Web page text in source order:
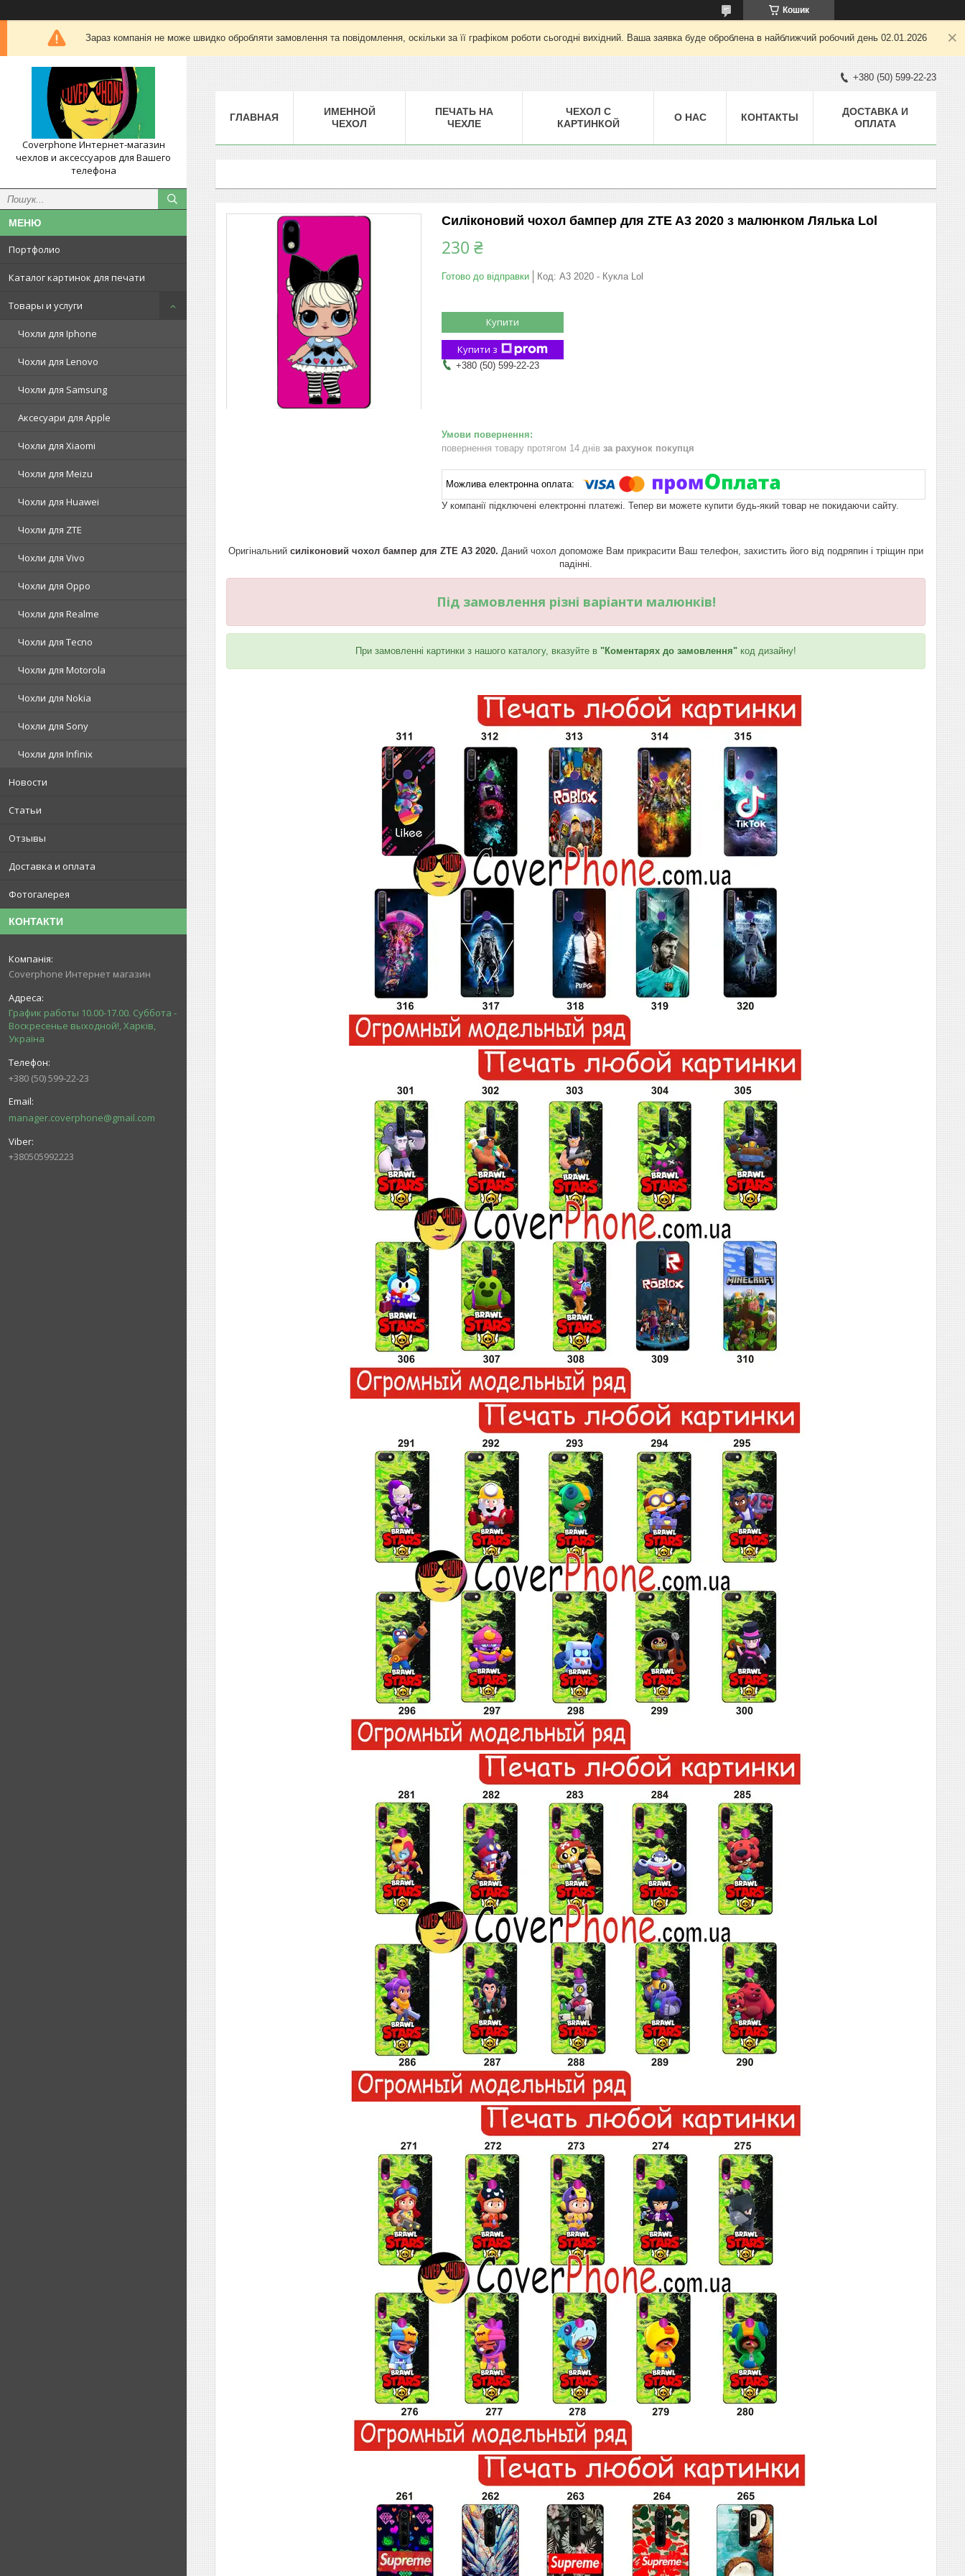
Кошик
Зараз компанія не може швидко обробляти замовлення та повідомлення, оскільки за її графіком роботи сьогодні вихідний. Ваша заявка буде оброблена в найближчий робочий день 02.01.2026
Coverphone Интернет-магазин
чехлов и аксессуаров для Вашего
телефона
Портфолио
Каталог картинок для печати
Товары и услуги
Чохли для Iphone
Чохли для Lenovo
Чохли для Samsung
Аксесуари для Apple
Чохли для Xiaomi
Чохли для Meizu
Чохли для Huawei
Чохли для ZTE
Чохли для Vivo
Чохли для Oppo
Чохли для Realme
Чохли для Tecno
Чохли для Motorola
Чохли для Nokia
Чохли для Sony
Чохли для Infinix
Новости
Статьи
Отзывы
Доставка и оплата
Фотогалерея
КОНТАКТИ
Coverphone Интернет магазин
График работы 10.00-17.00. Суббота -
Воскресенье выходной!, Харків,
Україна
+380 (50) 599-22-23
manager.coverphone@gmail.com
+380505992223
+380 (50) 599-22-23
ГЛАВНАЯ
ИМЕННОЙ
ЧЕХОЛ
ПЕЧАТЬ НА
ЧЕХЛЕ
ЧЕХОЛ С
КАРТИНКОЙ
О НАС КОНТАКТЫ
ДОСТАВКА И
ОПЛАТА
Силіконовий чохол бампер для ZTE A3 2020 з малюнком Лялька Lol
230 ₴
Готово до відправки Код: A3 2020 - Кукла Lol
Купити
Купити з
+380 (50) 599-22-23
повернення товару протягом 14 днів за рахунок покупця
У компанії підключені електронні платежі. Тепер ви можете купити будь-який товар не покидаючи сайту.
Оригінальний силіконовий чохол бампер для ZTE A3 2020. Даний чохол допоможе Вам прикрасити Ваш телефон, захистить його від подряпин і тріщин при
падінні.
Під замовлення різні варіанти малюнків!
При замовленні картинки з нашого каталогу, вказуйте в "Коментарях до замовлення" код дизайну!